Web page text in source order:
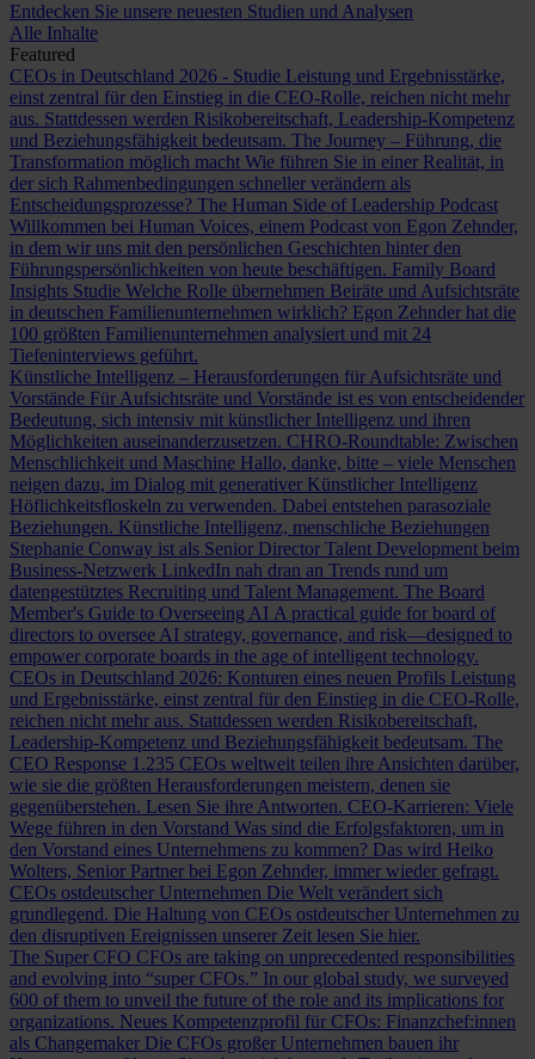
Entdecken Sie unsere neuesten Studien und Analysen
Alle Inhalte
Featured
CEOs in Deutschland 2026 - Studie Leistung und Ergebnisstärke,
einst zentral für den Einstieg in die CEO-Rolle, reichen nicht mehr
aus. Stattdessen werden Risikobereitschaft, Leadership-Kompetenz
und Beziehungsfähigkeit bedeutsam. The Journey – Führung, die
Transformation möglich macht Wie führen Sie in einer Realität, in
der sich Rahmenbedingungen schneller verändern als
Entscheidungsprozesse? The Human Side of Leadership Podcast
Willkommen bei Human Voices, einem Podcast von Egon Zehnder,
in dem wir uns mit den persönlichen Geschichten hinter den
Führungspersönlichkeiten von heute beschäftigen. Family Board
Insights Studie Welche Rolle übernehmen Beiräte und Aufsichtsräte
in deutschen Familienunternehmen wirklich? Egon Zehnder hat die
100 größten Familienunternehmen analysiert und mit 24
Tiefeninterviews geführt.
Künstliche Intelligenz – Herausforderungen für Aufsichtsräte und
Vorstände Für Aufsichtsräte und Vorstände ist es von entscheidender
Bedeutung, sich intensiv mit künstlicher Intelligenz und ihren
Möglichkeiten auseinanderzusetzen. CHRO-Roundtable: Zwischen
Menschlichkeit und Maschine Hallo, danke, bitte – viele Menschen
neigen dazu, im Dialog mit generativer Künstlicher Intelligenz
Höflichkeitsfloskeln zu verwenden. Dabei entstehen parasoziale
Beziehungen. Künstliche Intelligenz, menschliche Beziehungen
Stephanie Conway ist als Senior Director Talent Development beim
Business-Netzwerk LinkedIn nah dran an Trends rund um
datengestütztes Recruiting und Talent Management. The Board
Member's Guide to Overseeing AI A practical guide for board of
directors to oversee AI strategy, governance, and risk—designed to
empower corporate boards in the age of intelligent technology.
CEOs in Deutschland 2026: Konturen eines neuen Profils Leistung
und Ergebnisstärke, einst zentral für den Einstieg in die CEO-Rolle,
reichen nicht mehr aus. Stattdessen werden Risikobereitschaft,
Leadership-Kompetenz und Beziehungsfähigkeit bedeutsam. The
CEO Response 1.235 CEOs weltweit teilen ihre Ansichten darüber,
wie sie die größten Herausforderungen meistern, denen sie
gegenüberstehen. Lesen Sie ihre Antworten. CEO-Karrieren: Viele
Wege führen in den Vorstand Was sind die Erfolgsfaktoren, um in
den Vorstand eines Unternehmens zu kommen? Das wird Heiko
Wolters, Senior Partner bei Egon Zehnder, immer wieder gefragt.
CEOs ostdeutscher Unternehmen Die Welt verändert sich
grundlegend. Die Haltung von CEOs ostdeutscher Unternehmen zu
den disruptiven Ereignissen unserer Zeit lesen Sie hier.
The Super CFO CFOs are taking on unprecedented responsibilities
and evolving into “super CFOs.” In our global study, we surveyed
600 of them to unveil the future of the role and its implications for
organizations. Neues Kompetenzprofil für CFOs: Finanzchef:innen
als Changemaker Die CFOs großer Unternehmen bauen ihr